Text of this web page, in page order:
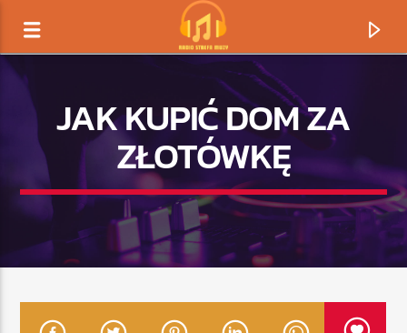
JAK KUPIĆ DOM ZA
ZŁOTÓWKĘ